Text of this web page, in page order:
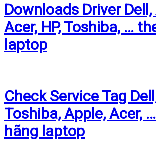
Downloads Driver
Acer, HP, Toshiba, …
laptop
Check Service Tag
Toshiba, Apple, Acer,
hãng laptop